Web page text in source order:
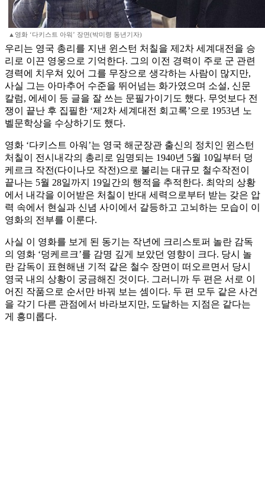
▲영화 ‘다키스트 아워’ 장면(박미령 동년기자)
우리는 영국 총리를 지낸 윈스턴 처칠을 제2차 세계대전을 승
리로 이끈 영웅으로 기억한다. 그의 이전 경력이 주로 군 관련
경력에 치우쳐 있어 그를 무장으로 생각하는 사람이 많지만,
사실 그는 아마추어 수준을 뛰어넘는 화가였으며 소설, 신문
칼럼, 에세이 등 글을 잘 쓰는 문필가이기도 했다. 무엇보다 전
쟁이 끝난 후 집필한 ‘제2차 세계대전 회고록’으로 1953년 노
벨문학상을 수상하기도 했다.
영화 ‘다키스트 아워’는 영국 해군장관 출신의 정치인 윈스턴
처칠이 전시내각의 총리로 임명되는 1940년 5월 10일부터 덩
케르크 작전(다이나모 작전)으로 불리는 대규모 철수작전이
끝나는 5월 28일까지 19일간의 행적을 추적한다. 최악의 상황
에서 내각을 이어받은 처칠이 반대 세력으로부터 받는 갖은 압
력 속에서 현실과 신념 사이에서 갈등하고 고뇌하는 모습이 이
영화의 전부를 이룬다.
사실 이 영화를 보게 된 동기는 작년에 크리스토퍼 놀란 감독
의 영화 ‘덩케르크’를 감명 깊게 보았던 영향이 크다. 당시 놀
란 감독이 표현해낸 기적 같은 철수 장면이 떠오르면서 당시
영국 내의 상황이 궁금해진 것이다. 그러니까 두 편은 서로 이
어진 작품으로 순서만 바꿔 보는 셈이다. 두 편 모두 같은 사건
을 각기 다른 관점에서 바라보지만, 도달하는 지점은 같다는
게 흥미롭다.